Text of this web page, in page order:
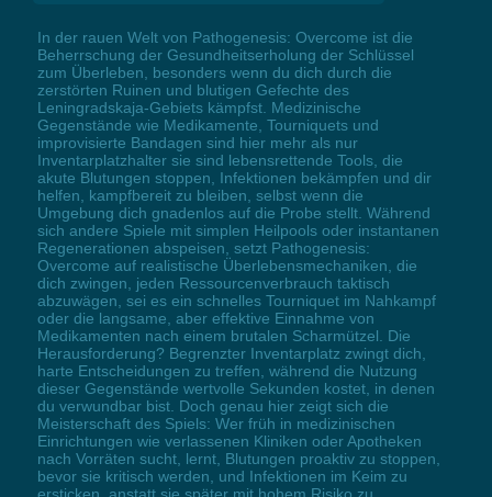
In der rauen Welt von Pathogenesis: Overcome ist die
Beherrschung der Gesundheitserholung der Schlüssel
zum Überleben, besonders wenn du dich durch die
zerstörten Ruinen und blutigen Gefechte des
Leningradskaja-Gebiets kämpfst. Medizinische
Gegenstände wie Medikamente, Tourniquets und
improvisierte Bandagen sind hier mehr als nur
Inventarplatzhalter sie sind lebensrettende Tools, die
akute Blutungen stoppen, Infektionen bekämpfen und dir
helfen, kampfbereit zu bleiben, selbst wenn die
Umgebung dich gnadenlos auf die Probe stellt. Während
sich andere Spiele mit simplen Heilpools oder instantanen
Regenerationen abspeisen, setzt Pathogenesis:
Overcome auf realistische Überlebensmechaniken, die
dich zwingen, jeden Ressourcenverbrauch taktisch
abzuwägen, sei es ein schnelles Tourniquet im Nahkampf
oder die langsame, aber effektive Einnahme von
Medikamenten nach einem brutalen Scharmützel. Die
Herausforderung? Begrenzter Inventarplatz zwingt dich,
harte Entscheidungen zu treffen, während die Nutzung
dieser Gegenstände wertvolle Sekunden kostet, in denen
du verwundbar bist. Doch genau hier zeigt sich die
Meisterschaft des Spiels: Wer früh in medizinischen
Einrichtungen wie verlassenen Kliniken oder Apotheken
nach Vorräten sucht, lernt, Blutungen proaktiv zu stoppen,
bevor sie kritisch werden, und Infektionen im Keim zu